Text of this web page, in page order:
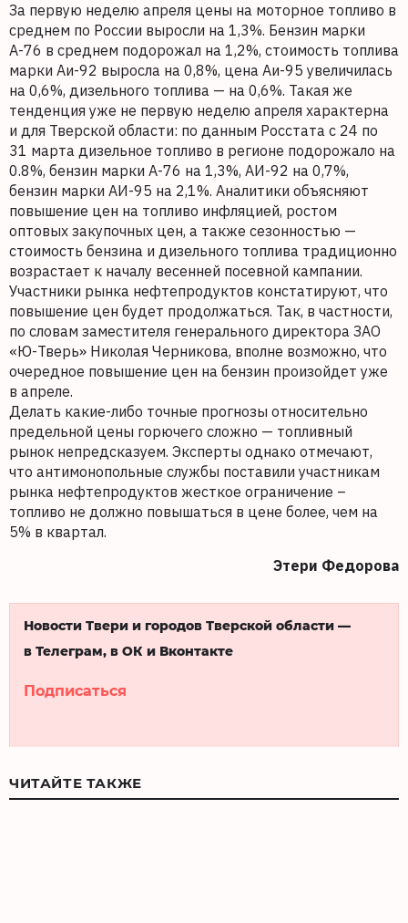
За первую неделю апреля цены на моторное топливо в
среднем по России выросли на 1,3%. Бензин марки
А-76 в среднем подорожал на 1,2%, стоимость топлива
марки Аи-92 выросла на 0,8%, цена Аи-95 увеличилась
на 0,6%, дизельного топлива — на 0,6%. Такая же
тенденция уже не первую неделю апреля характерна
и для Тверской области: по данным Росстата с 24 по
31 марта дизельное топливо в регионе подорожало на
0.8%, бензин марки А-76 на 1,3%, АИ-92 на 0,7%,
бензин марки АИ-95 на 2,1%. Аналитики объясняют
повышение цен на топливо инфляцией, ростом
оптовых закупочных цен, а также сезонностью —
стоимость бензина и дизельного топлива традиционно
возрастает к началу весенней посевной кампании.
Участники рынка нефтепродуктов констатируют, что
повышение цен будет продолжаться. Так, в частности,
по словам заместителя генерального директора ЗАО
«Ю-Тверь» Николая Черникова, вполне возможно, что
очередное повышение цен на бензин произойдет уже
в апреле.
Делать какие-либо точные прогнозы относительно
предельной цены горючего сложно — топливный
рынок непредсказуем. Эксперты однако отмечают,
что антимонопольные службы поставили участникам
рынка нефтепродуктов жесткое ограничение –
топливо не должно повышаться в цене более, чем на
5% в квартал.
Этери Федорова
Новости Твери и городов Тверской области —
в Телеграм, в ОК и Вконтакте
Подписаться
ЧИТАЙТЕ ТАКЖЕ